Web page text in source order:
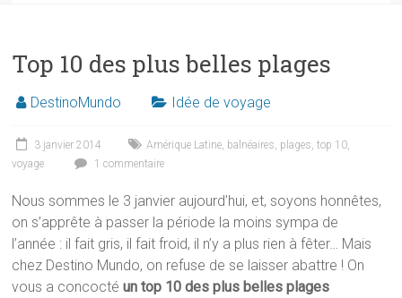
de
Top 10 des plus belles plages
DestinoMundo Idée de voyage
3 janvier 2014 Amérique Latine balnéaires plages ,top 10
voyage
1 commentaire
Nous sommes le 3 janvier aujourd’hui, et, soyons honnêtes,
on s’apprête à passer la période la moins sympa de
l’année : il fait gris, il fait froid, il n’y a plus rien à fêter… Mais
chez Destino Mundo, on refuse de se laisser abattre ! On
vous a concoctéun top 10 des plus belles plages